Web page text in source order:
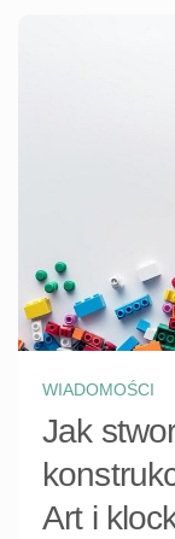
WIADOMOŚCI
Jak
Art i